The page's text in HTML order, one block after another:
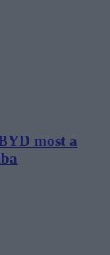
most a